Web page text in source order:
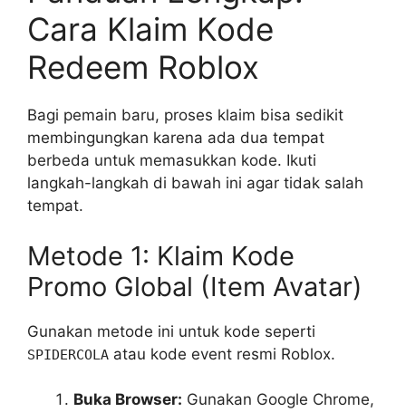
Cara Klaim Kode
Redeem Roblox
Bagi pemain baru, proses klaim bisa sedikit
membingungkan karena ada dua tempat
berbeda untuk memasukkan kode. Ikuti
langkah-langkah di bawah ini agar tidak salah
tempat.
Metode 1: Klaim Kode
Promo Global (Item Avatar)
Gunakan metode ini untuk kode seperti
SPIDERCOLA atau kode event resmi Roblox.
Buka Browser: Gunakan Google Chrome,